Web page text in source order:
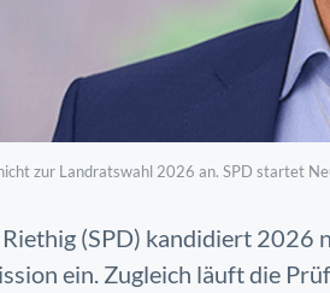
zur Landratswahl 2026 an. SPD startet
(SPD) kandidiert 2026
ein. Zugleich läuft die